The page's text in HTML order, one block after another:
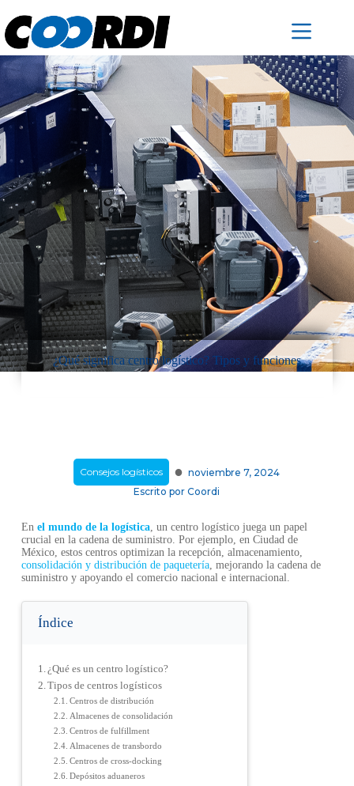
¿Qué significa centro logístico? Tipos y funciones
Consejos logísticos ·noviembre 7, 2024
Escrito por Coordi
En el mundo de la logística, un centro logístico juega un papel
crucial en la cadena de suministro. Por ejemplo, en Ciudad de
México, estos centros optimizan la recepción, almacenamiento,
consolidación y distribución de paquetería, mejorando la cadena de
suministro y apoyando el comercio nacional e internacional.
Índice
¿Qué es un centro logístico?
Tipos de centros logísticos
Centros de distribución
Almacenes de consolidación
Centros de fulfillment
Almacenes de transbordo
Centros de cross-docking
Depósitos aduaneros